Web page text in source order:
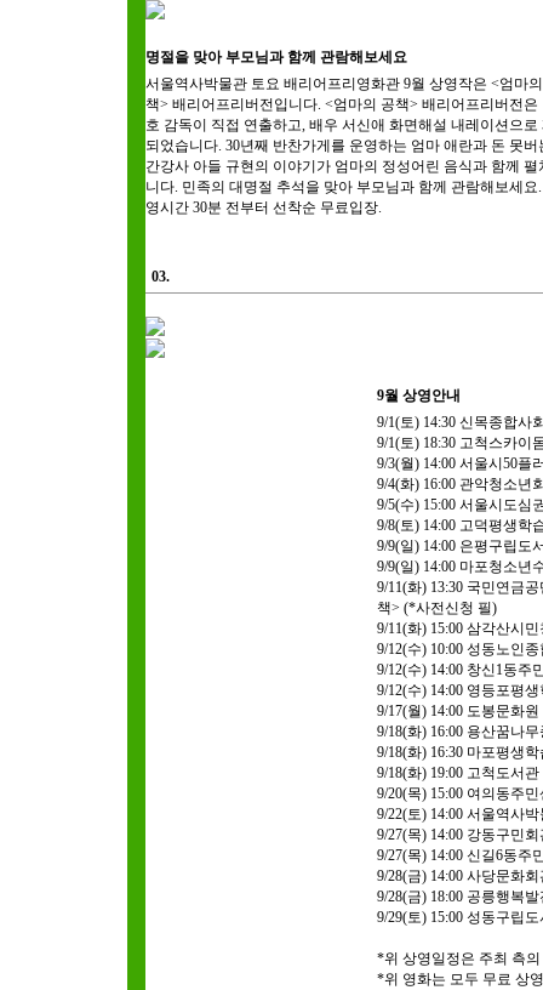
명절을 맞아 부모님과 함께 관람해보세요
서울역사박물관 토요 배리어프리영화관 9월 상영작은 <엄마
책> 배리어프리버전입니다. <엄마의 공책> 배리어프리버전은
호 감독이 직접 연출하고, 배우 서신애 화면해설 내레이션으로
되었습니다. 30년째 반찬가게를 운영하는 엄마 애란과 돈 못버
간강사 아들 규현의 이야기가 엄마의 정성어린 음식과 함께 펼
니다. 민족의 대명절 추석을 맞아 부모님과 함께 관람해보세요
영시간 30분 전부터 선착순 무료입장.
03.
9월 상영안내
9/1(토) 14:30 신목종합사
9/1(토) 18:30 고척스카이
9/3(월) 14:00 서울시50플
9/4(화) 16:00 관악청소년
9/5(수) 15:00 서울시도심
9/8(토) 14:00 고덕평생학
9/9(일) 14:00 은평구립도
9/9(일) 14:00 마포청소년
9/11(화) 13:30 국민연금
책> (*사전신청 필)
9/11(화) 15:00 삼각산시
9/12(수) 10:00 성동노인
9/12(수) 14:00 창신1동주
9/12(수) 14:00 영등포평
9/17(월) 14:00 도봉문화
9/18(화) 16:00 용산꿈나
9/18(화) 16:30 마포평생
9/18(화) 19:00 고척도서
9/20(목) 15:00 여의동주
9/22(토) 14:00 서울역사
9/27(목) 14:00 강동구민
9/27(목) 14:00 신길6동주
9/28(금) 14:00 사당문화
9/28(금) 18:00 공릉행복
9/29(토) 15:00 성동구립
*위 상영일정은 주최 측
*위 영화는 모두 무료 상